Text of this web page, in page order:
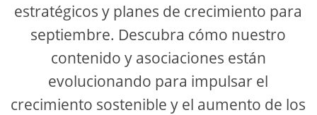
estratégicos y planes de crecimiento para
septiembre. Descubra cómo nuestro
contenido y asociaciones están
evolucionando para impulsar el
crecimiento sostenible y el aumento de los